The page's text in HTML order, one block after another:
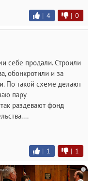
| 4 | 0
себе продали. Строили
обонкротили и за
По такой схеме делают
пару
раздевают фонд
| 1 | 1
i